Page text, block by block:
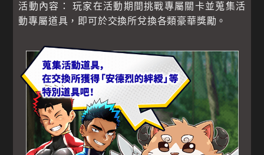
活動內容： 玩家在活動期間挑戰專屬關卡並蒐集活
動專屬道具，即可於交換所兌換各類豪華獎勵。